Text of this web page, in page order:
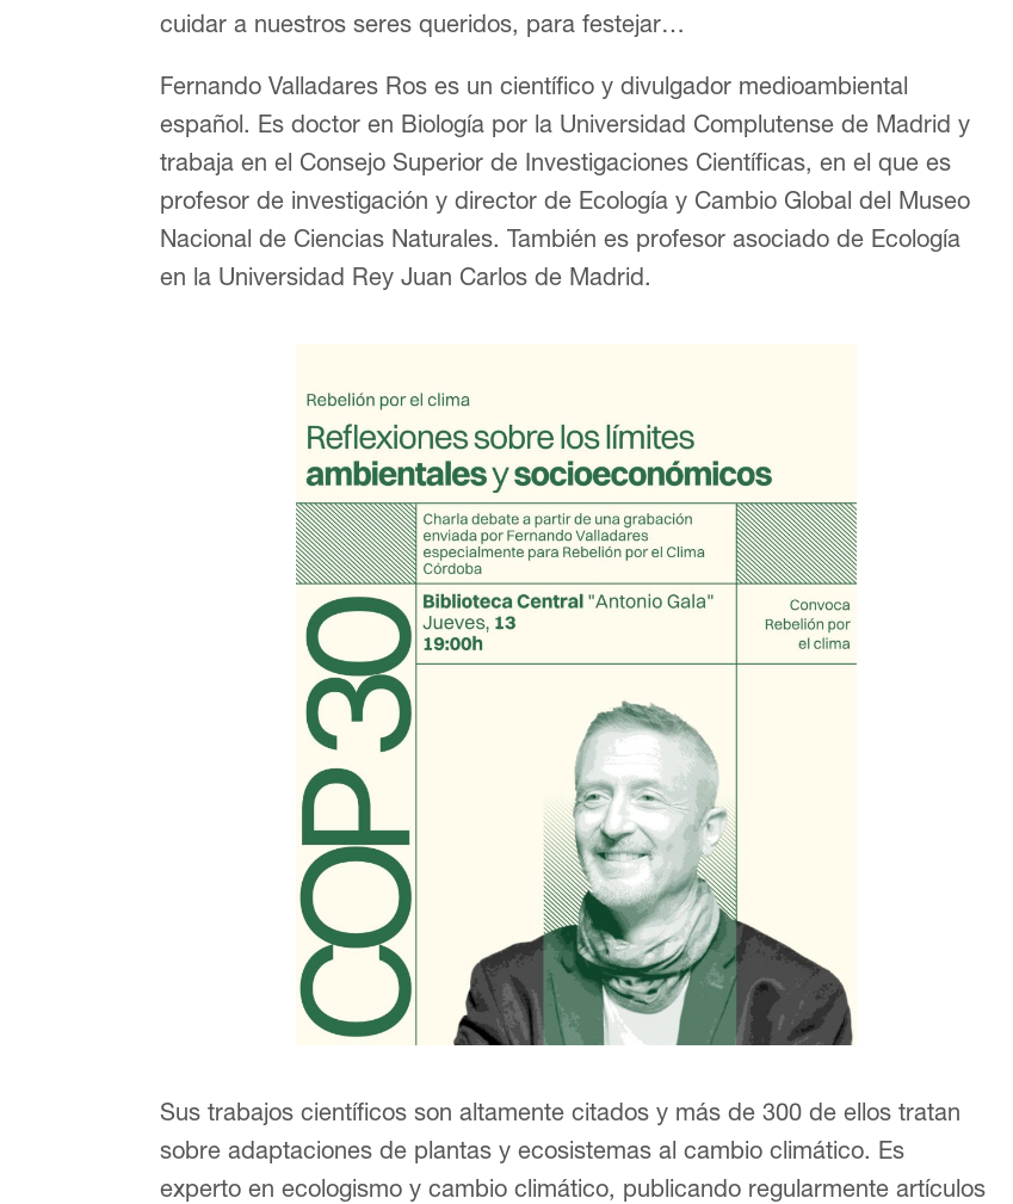
cuidar a nuestros seres queridos, para festejar…
Fernando Valladares Ros es un científico y divulgador medioambiental
español. Es doctor en Biología por la Universidad Complutense de Madrid y
trabaja en el Consejo Superior de Investigaciones Científicas, en el que es
profesor de investigación y director de Ecología y Cambio Global del Museo
Nacional de Ciencias Naturales. También es profesor asociado de Ecología
en la Universidad Rey Juan Carlos de Madrid.
Sus trabajos científicos son altamente citados y más de 300 de ellos tratan
sobre adaptaciones de plantas y ecosistemas al cambio climático. Es
experto en ecologismo y cambio climático, publicando regularmente artículos